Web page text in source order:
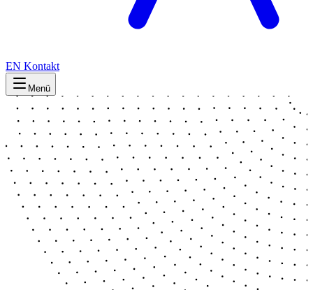
EN Kontakt
Menü